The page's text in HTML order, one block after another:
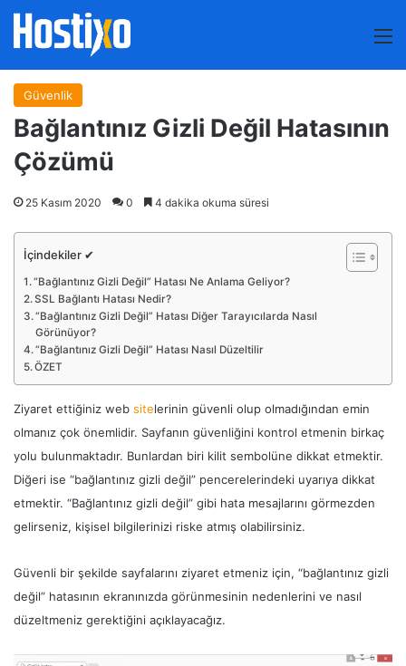
Güvenlik
Bağlantınız Gizli Değil Hatasının
Çözümü
25 Kasım 2020 0 4 dakika okuma süresi
İçindekiler ✔
“Bağlantınız Gizli Değil” Hatası Ne Anlama Geliyor?
SSL Bağlantı Hatası Nedir?
“Bağlantınız Gizli Değil” Hatası Diğer Tarayıcılarda Nasıl
Görünüyor?
“Bağlantınız Gizli Değil” Hatası Nasıl Düzeltilir
ÖZET
Ziyaret ettiğiniz web sitelerinin güvenli olup olmadığından emin
olmanız çok önemlidir. Sayfanın güvenliğini kontrol etmenin birkaç
yolu bulunmaktadır. Bunlardan biri kilit sembolüne dikkat etmektir.
Diğeri ise “bağlantınız gizli değil” pencerelerindeki uyarıya dikkat
etmektir. “Bağlantınız gizli değil” gibi hata mesajlarını görmezden
gelirseniz, kişisel bilgilerinizi riske atmış olabilirsiniz.
Güvenli bir şekilde sayfalarını ziyaret etmeniz için, “bağlantınız gizli
değil” hatasının ekranınızda görünmesinin nedenlerini ve nasıl
düzeltmeniz gerektiğini açıklayacağız.